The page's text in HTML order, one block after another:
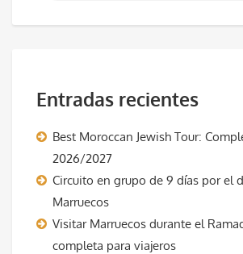
Entradas recientes
Best Moroccan Jewish Tour:
2026/2027
Circuito en grupo de 9 días por el
Marruecos
Visitar Marruecos durante el
completa para viajeros